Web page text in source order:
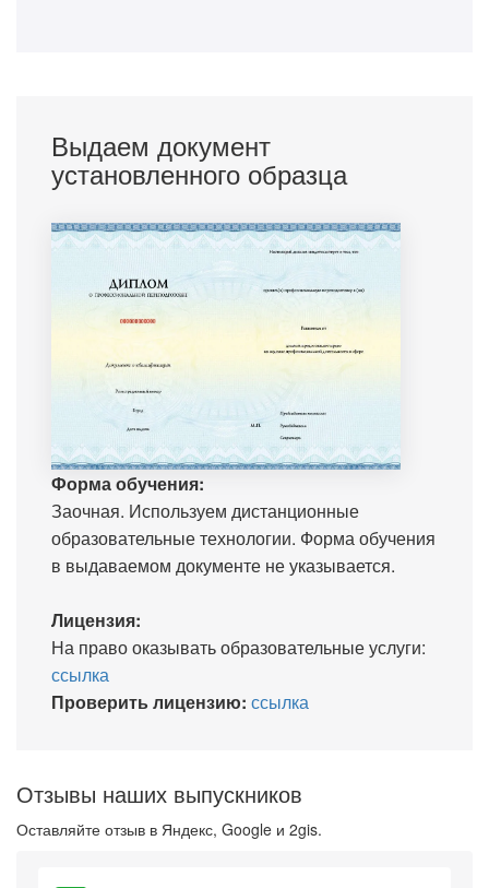
Выдаем документ
установленного образца
Форма обучения:
Заочная. Используем дистанционные
образовательные технологии. Форма обучения
в выдаваемом документе не указывается.
Лицензия:
На право оказывать образовательные услуги:
ссылка
Проверить лицензию: ссылка
Отзывы наших выпускников
Оставляйте отзыв в Яндекс, Google и 2gis.